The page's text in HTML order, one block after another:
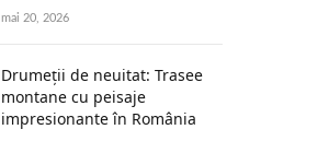
mai 20, 2026
Drumeții de neuitat: Trasee
montane cu peisaje
impresionante în România